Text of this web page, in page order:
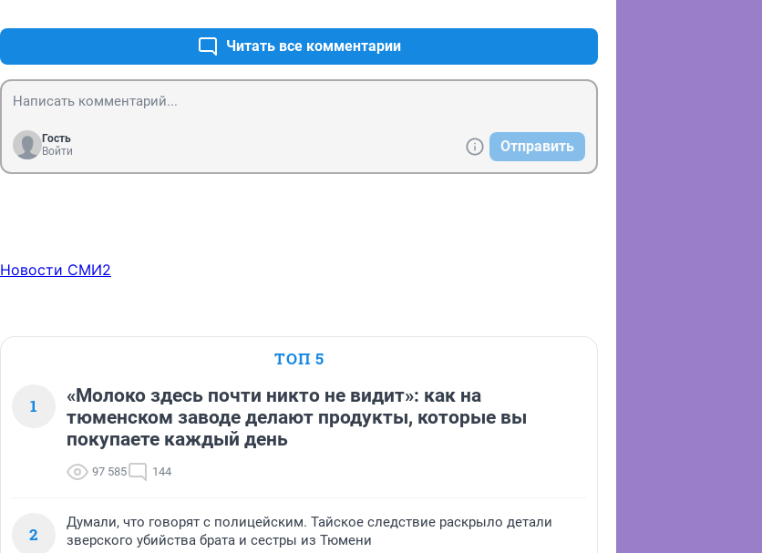
Читать все комментарии
Гость
Войти
Отправить
Новости СМИ2
ТОП 5
1
«Молоко здесь почти никто не видит»: как на
тюменском заводе делают продукты, которые вы
покупаете каждый день
97 585 144
2
Думали, что говорят с полицейским. Тайское следствие раскрыло детали
зверского убийства брата и сестры из Тюмени